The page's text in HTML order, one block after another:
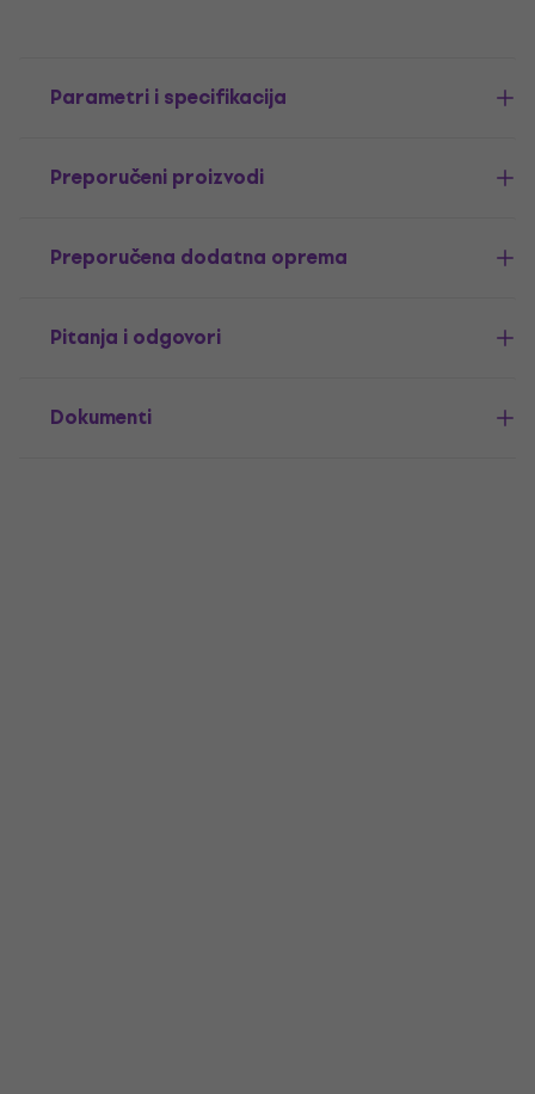
Parametri i specifikacija
Preporučeni proizvodi
Preporučena dodatna oprema
Pitanja i odgovori
Dokumenti